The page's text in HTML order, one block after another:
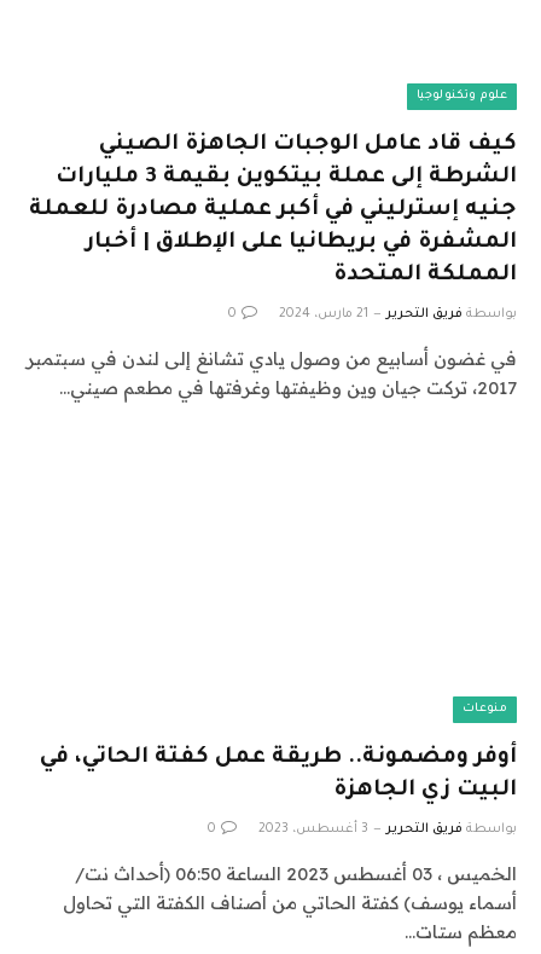
علوم وتكنولوجيا
كيف قاد عامل الوجبات الجاهزة الصيني
الشرطة إلى عملة بيتكوين بقيمة 3 مليارات
جنيه إسترليني في أكبر عملية مصادرة للعملة
المشفرة في بريطانيا على الإطلاق | أخبار
المملكة المتحدة
بواسطة فريق التحرير 21 مارس، 2024 0
في غضون أسابيع من وصول يادي تشانغ إلى لندن في سبتمبر
2017، تركت جيان وين وظيفتها وغرفتها في مطعم صيني…
منوعات
أوفر ومضمونة.. طريقة عمل كفتة الحاتي، في
البيت زي الجاهزة
بواسطة فريق التحرير 3 أغسطس، 2023 0
الخميس ، 03 أغسطس 2023 الساعة 06:50 (أحداث نت/
أسماء يوسف) كفتة الحاتي من أصناف الكفتة التي تحاول
معظم ستات…